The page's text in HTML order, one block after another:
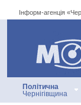
Інформ-агенція
Інформ-
Політична
Чернігівщина